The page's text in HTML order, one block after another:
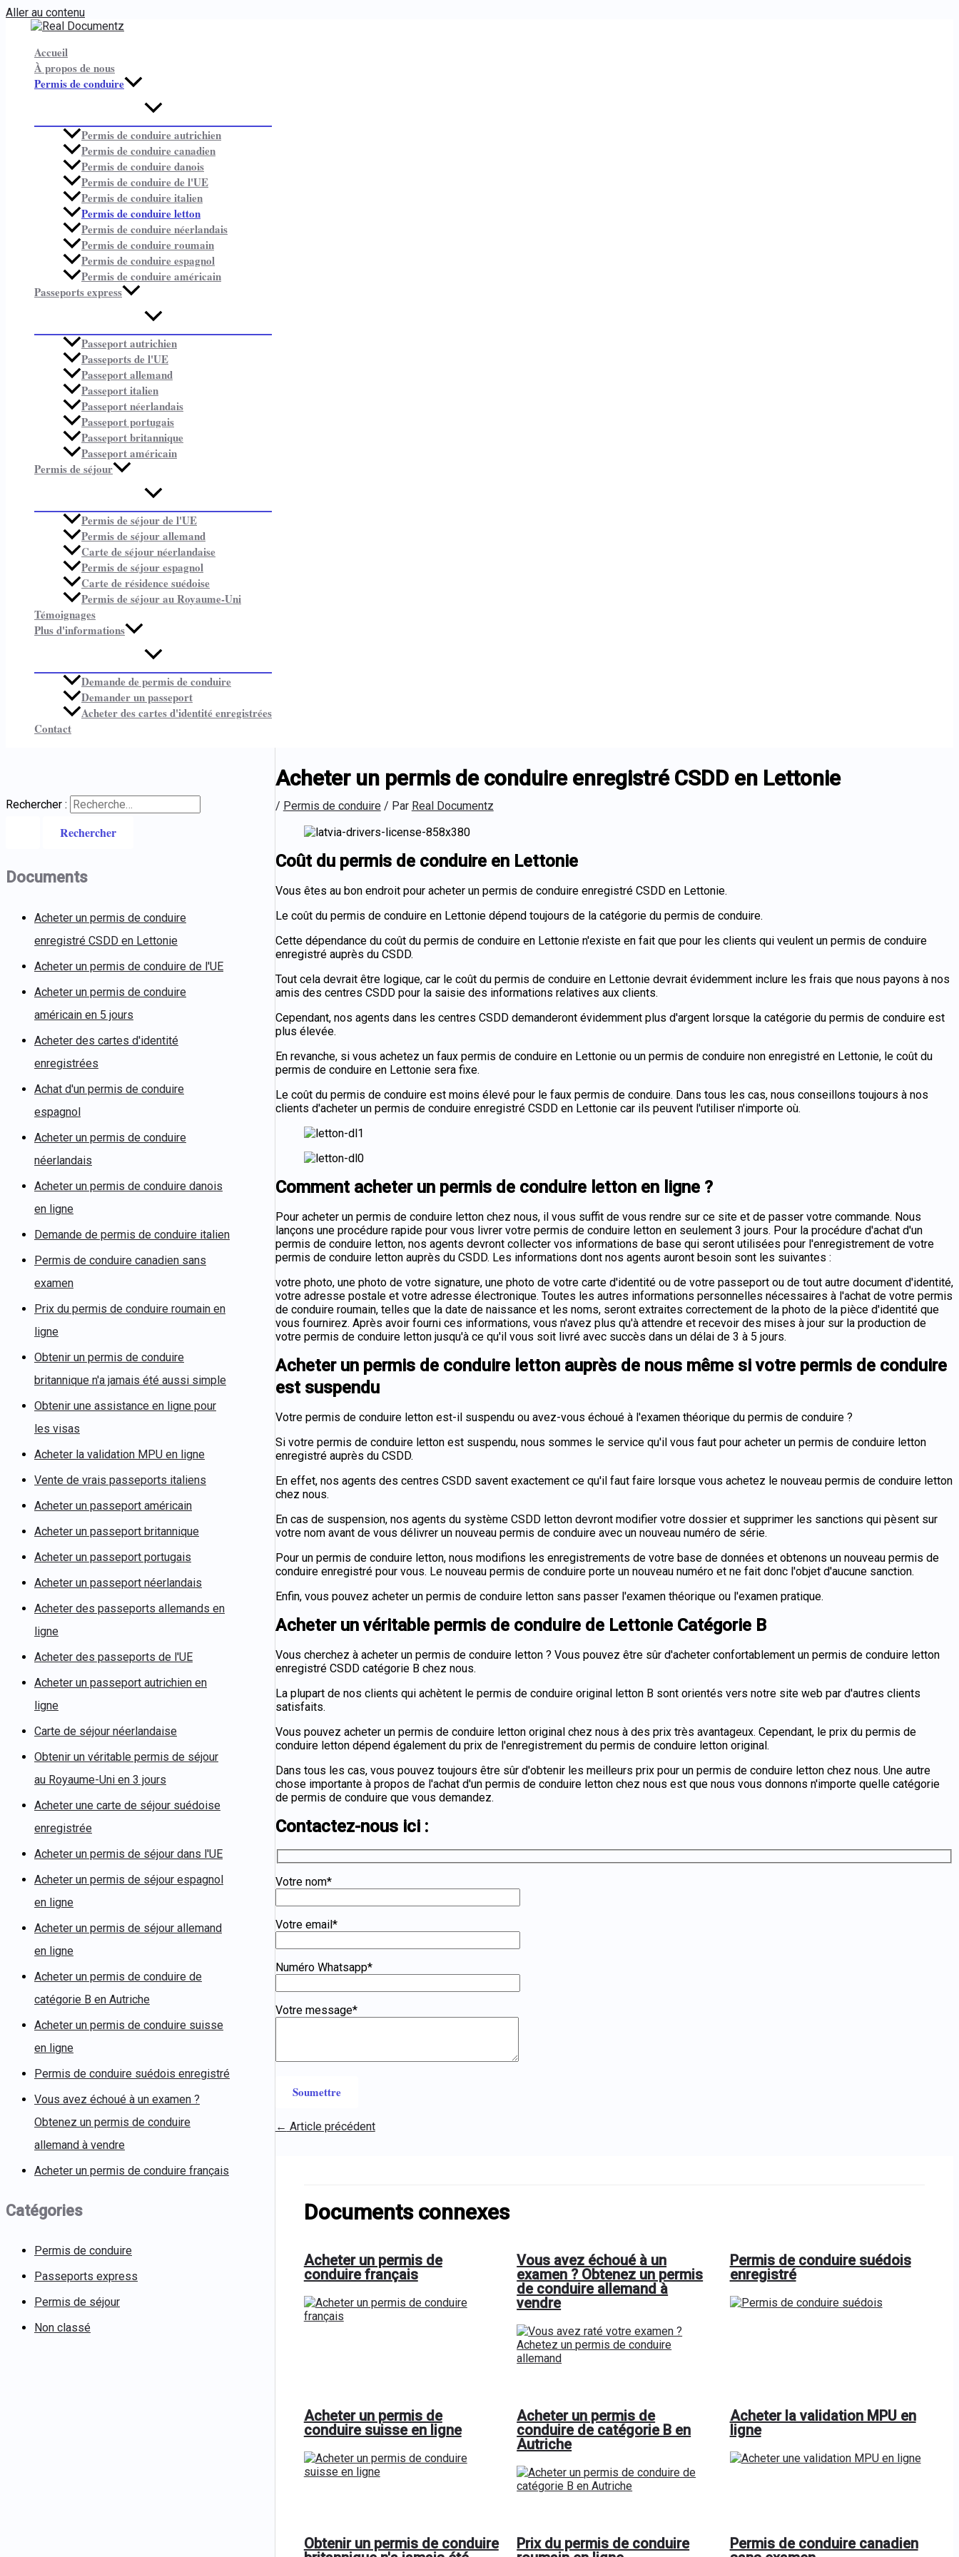
Aller au contenu
Accueil
À propos de nous
Permis de conduire
Permis de conduire autrichien
Permis de conduire canadien
Permis de conduire danois
Permis de conduire de l'UE
Permis de conduire italien
Permis de conduire letton
Permis de conduire néerlandais
Permis de conduire roumain
Permis de conduire espagnol
Permis de conduire américain
Passeports express
Passeport autrichien
Passeports de l'UE
Passeport allemand
Passeport italien
Passeport néerlandais
Passeport portugais
Passeport britannique
Passeport américain
Permis de séjour
Permis de séjour de l'UE
Permis de séjour allemand
Carte de séjour néerlandaise
Permis de séjour espagnol
Carte de résidence suédoise
Permis de séjour au Royaume-Uni
Témoignages
Plus d'informations
Demande de permis de conduire
Demander un passeport
Acheter des cartes d'identité enregistrées
Contact
Rechercher :
Documents
Acheter un permis de conduire
enregistré CSDD en Lettonie
Acheter un permis de conduire de l'UE
Acheter un permis de conduire
américain en 5 jours
Acheter des cartes d'identité
enregistrées
Achat d'un permis de conduire
espagnol
Acheter un permis de conduire
néerlandais
Acheter un permis de conduire danois
en ligne
Demande de permis de conduire italien
Permis de conduire canadien sans
examen
Prix du permis de conduire roumain en
ligne
Obtenir un permis de conduire
britannique n'a jamais été aussi simple
Obtenir une assistance en ligne pour
les visas
Acheter la validation MPU en ligne
Vente de vrais passeports italiens
Acheter un passeport américain
Acheter un passeport britannique
Acheter un passeport portugais
Acheter un passeport néerlandais
Acheter des passeports allemands en
ligne
Acheter des passeports de l'UE
Acheter un passeport autrichien en
ligne
Carte de séjour néerlandaise
Obtenir un véritable permis de séjour
au Royaume-Uni en 3 jours
Acheter une carte de séjour suédoise
enregistrée
Acheter un permis de séjour dans l'UE
Acheter un permis de séjour espagnol
en ligne
Acheter un permis de séjour allemand
en ligne
Acheter un permis de conduire de
catégorie B en Autriche
Acheter un permis de conduire suisse
en ligne
Permis de conduire suédois enregistré
Vous avez échoué à un examen ?
Obtenez un permis de conduire
allemand à vendre
Acheter un permis de conduire français
Catégories
Permis de conduire
Passeports express
Permis de séjour
Non classé
Acheter un permis de conduire enregistré CSDD en Lettonie
/ Permis de conduire/ Par Real Documentz
Coût du permis de conduire en Lettonie
Vous êtes au bon endroit pour acheter un permis de conduire enregistré CSDD en Lettonie.
Le coût du permis de conduire en Lettonie dépend toujours de la catégorie du permis de conduire.
Cette dépendance du coût du permis de conduire en Lettonie n'existe en fait que pour les clients qui veulent un permis de conduire
enregistré auprès du CSDD.
Tout cela devrait être logique, car le coût du permis de conduire en Lettonie devrait évidemment inclure les frais que nous payons à nos
amis des centres CSDD pour la saisie des informations relatives aux clients.
Cependant, nos agents dans les centres CSDD demanderont évidemment plus d'argent lorsque la catégorie du permis de conduire est
plus élevée.
En revanche, si vous achetez un faux permis de conduire en Lettonie ou un permis de conduire non enregistré en Lettonie, le coût du
permis de conduire en Lettonie sera fixe.
Le coût du permis de conduire est moins élevé pour le faux permis de conduire. Dans tous les cas, nous conseillons toujours à nos
clients d'acheter un permis de conduire enregistré CSDD en Lettonie car ils peuvent l'utiliser n'importe où.
Comment acheter un permis de conduire letton en ligne ?
Pour acheter un permis de conduire letton chez nous, il vous suffit de vous rendre sur ce site et de passer votre commande. Nous
lançons une procédure rapide pour vous livrer votre permis de conduire letton en seulement 3 jours. Pour la procédure d'achat d'un
permis de conduire letton, nos agents devront collecter vos informations de base qui seront utilisées pour l'enregistrement de votre
permis de conduire letton auprès du CSDD. Les informations dont nos agents auront besoin sont les suivantes :
votre photo, une photo de votre signature, une photo de votre carte d'identité ou de votre passeport ou de tout autre document d'identité,
votre adresse postale et votre adresse électronique. Toutes les autres informations personnelles nécessaires à l'achat de votre permis
de conduire roumain, telles que la date de naissance et les noms, seront extraites correctement de la photo de la pièce d'identité que
vous fournirez. Après avoir fourni ces informations, vous n'avez plus qu'à attendre et recevoir des mises à jour sur la production de
votre permis de conduire letton jusqu'à ce qu'il vous soit livré avec succès dans un délai de 3 à 5 jours.
Acheter un permis de conduire letton auprès de nous même si votre permis de conduire
est suspendu
Votre permis de conduire letton est-il suspendu ou avez-vous échoué à l'examen théorique du permis de conduire ?
Si votre permis de conduire letton est suspendu, nous sommes le service qu'il vous faut pour acheter un permis de conduire letton
enregistré auprès du CSDD.
En effet, nos agents des centres CSDD savent exactement ce qu'il faut faire lorsque vous achetez le nouveau permis de conduire letton
chez nous.
En cas de suspension, nos agents du système CSDD letton devront modifier votre dossier et supprimer les sanctions qui pèsent sur
votre nom avant de vous délivrer un nouveau permis de conduire avec un nouveau numéro de série.
Pour un permis de conduire letton, nous modifions les enregistrements de votre base de données et obtenons un nouveau permis de
conduire enregistré pour vous. Le nouveau permis de conduire porte un nouveau numéro et ne fait donc l'objet d'aucune sanction.
Enfin, vous pouvez acheter un permis de conduire letton sans passer l'examen théorique ou l'examen pratique.
Acheter un véritable permis de conduire de Lettonie Catégorie B
Vous cherchez à acheter un permis de conduire letton ? Vous pouvez être sûr d'acheter confortablement un permis de conduire letton
enregistré CSDD catégorie B chez nous.
La plupart de nos clients qui achètent le permis de conduire original letton B sont orientés vers notre site web par d'autres clients
satisfaits.
Vous pouvez acheter un permis de conduire letton original chez nous à des prix très avantageux. Cependant, le prix du permis de
conduire letton dépend également du prix de l'enregistrement du permis de conduire letton original.
Dans tous les cas, vous pouvez toujours être sûr d'obtenir les meilleurs prix pour un permis de conduire letton chez nous. Une autre
chose importante à propos de l'achat d'un permis de conduire letton chez nous est que nous vous donnons n'importe quelle catégorie
de permis de conduire que vous demandez.
Contactez-nous ici :
Votre nom*
Votre email*
Numéro Whatsapp*
Votre message*
← Article précédent
Documents connexes
Acheter un permis de
conduire français
Vous avez échoué à un
examen ? Obtenez un permis
de conduire allemand à
vendre
Permis de conduire suédois
enregistré
Acheter un permis de
conduire suisse en ligne
Acheter un permis de
conduire de catégorie B en
Autriche
Acheter la validation MPU en
ligne
Obtenir un permis de conduire
Prix du permis de conduire
Permis de conduire canadien